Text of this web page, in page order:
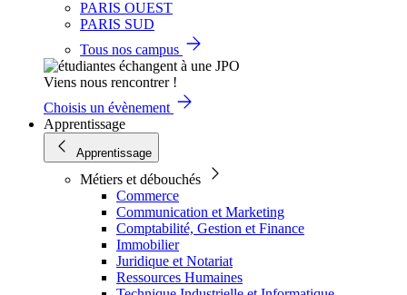
PARIS OUEST
PARIS SUD
Tous nos campus
Viens nous rencontrer !
Choisis un évènement
Apprentissage
Apprentissage
Métiers et débouchés
Commerce
Communication et Marketing
Comptabilité, Gestion et Finance
Immobilier
Juridique et Notariat
Ressources Humaines